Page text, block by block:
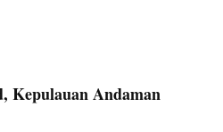
Kepulauan Andaman